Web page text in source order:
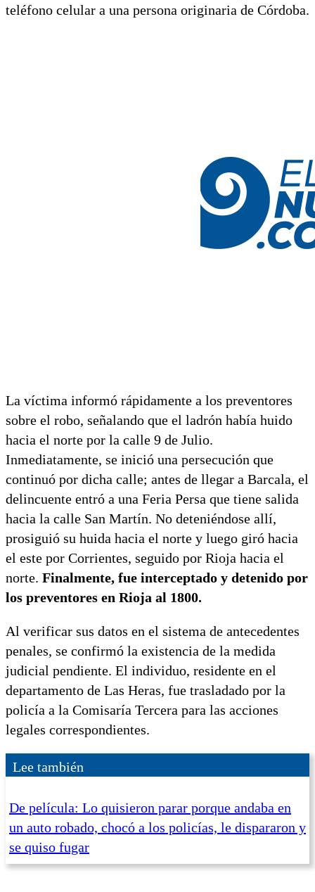
teléfono celular a una persona originaria de Córdoba.
La víctima informó rápidamente a los preventores
sobre el robo, señalando que el ladrón había huido
hacia el norte por la calle 9 de Julio.
Inmediatamente, se inició una persecución que
continuó por dicha calle; antes de llegar a Barcala, el
delincuente entró a una Feria Persa que tiene salida
hacia la calle San Martín. No deteniéndose allí,
prosiguió su huida hacia el norte y luego giró hacia
el este por Corrientes, seguido por Rioja hacia el
norte. Finalmente, fue interceptado y detenido por
los preventores en Rioja al 1800.
Al verificar sus datos en el sistema de antecedentes
penales, se confirmó la existencia de la medida
judicial pendiente. El individuo, residente en el
departamento de Las Heras, fue trasladado por la
policía a la Comisaría Tercera para las acciones
legales correspondientes.
Lee también
De película: Lo quisieron parar porque andaba en
un auto robado, chocó a los policías, le dispararon y
se quiso fugar